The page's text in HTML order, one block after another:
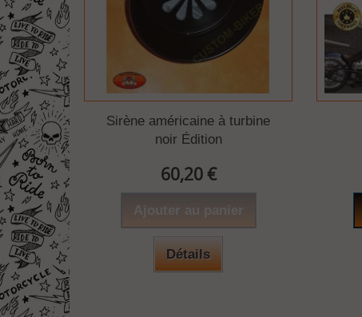
Sirène américaine à turbine
noir Édition
60,20 €
Ajouter au panier
Détails